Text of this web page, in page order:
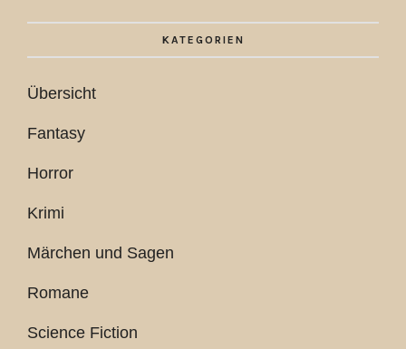
KATEGORIEN
Übersicht
Fantasy
Horror
Krimi
Märchen und Sagen
Romane
Science Fiction